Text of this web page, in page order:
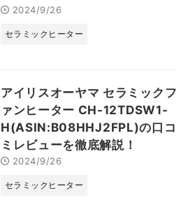
2024/9/26
セラミックヒーター
アイリスオーヤマ セラミックフ
ァンヒーター CH-12TDSW1-
H(ASIN:B08HHJ2FPL)の口コ
ミレビューを徹底解説！
2024/9/26
セラミックヒーター